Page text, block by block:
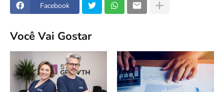
Facebook
Você Vai Gostar